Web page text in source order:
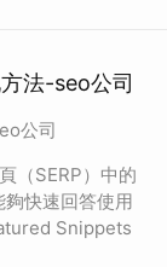
法-seo公司
公司
（SERP）中的
快速回答使用
Snippets